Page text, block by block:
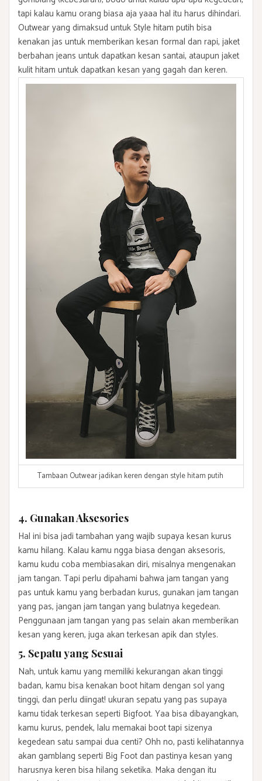
tapi kalau kamu orang biasa aja yaaa hal itu harus dihindari.
Outwear yang dimaksud untuk Style hitam putih bisa
kenakan jas untuk memberikan kesan formal dan rapi, jaket
berbahan jeans untuk dapatkan kesan santai, ataupun jaket
kulit hitam untuk dapatkan kesan yang gagah dan keren.
Tambaan Outwear jadikan keren dengan style hitam putih
4. Gunakan Aksesories
Hal ini bisa jadi tambahan yang wajib supaya kesan kurus
kamu hilang. Kalau kamu ngga biasa dengan aksesoris,
kamu kudu coba membiasakan diri, misalnya mengenakan
jam tangan. Tapi perlu dipahami bahwa jam tangan yang
pas untuk kamu yang berbadan kurus, gunakan jam tangan
yang pas, jangan jam tangan yang bulatnya kegedean.
Penggunaan jam tangan yang pas selain akan memberikan
kesan yang keren, juga akan terkesan apik dan styles.
5. Sepatu yang Sesuai
Nah, untuk kamu yang memiliki kekurangan akan tinggi
badan, kamu bisa kenakan boot hitam dengan sol yang
tinggi, dan perlu diingat! ukuran sepatu yang pas supaya
kamu tidak terkesan seperti Bigfoot. Yaa bisa dibayangkan,
kamu kurus, pendek, lalu memakai boot tapi sizenya
kegedean satu sampai dua centi? Ohh no, pasti kelihatannya
akan gamblang seperti Big Foot dan pastinya kesan yang
harusnya keren bisa hilang seketika. Maka dengan itu